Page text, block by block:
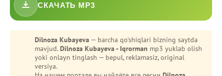
СКАЧАТЬ MP3
Dilnoza Kubayeva — barcha qo'shiqlari bizning saytda
mavjud. Dilnoza Kubayeva - Iqrorman mp3 yuklab olish
yoki onlayn tinglash — bepul, reklamasiz, original
versiya.